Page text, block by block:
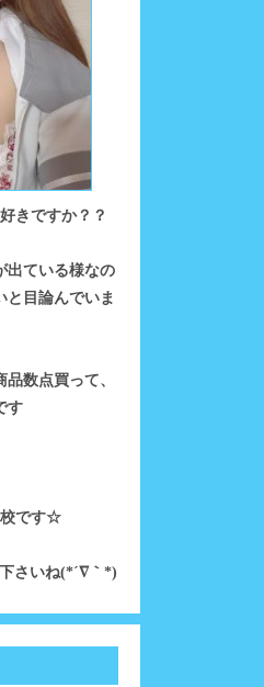
きですか？？
出ている様なの
と目論んでいま
数点買って、
す
校です☆
さいね(*´∇｀*)